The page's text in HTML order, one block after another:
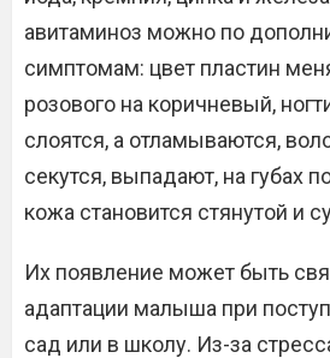
авитаминоз можно по
симптомам: цвет пластин
розового на коричневый,
слоятся, а отламываются,
секутся, выпадают, на губах
кожа становится стянутой и
Их появление может быть
адаптации малыша при
сад или в школу. Из-за